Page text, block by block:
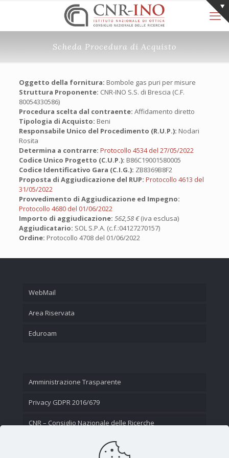
Scheda Procedura di Acquisto
Oggetto della fornitura: Bombole gas puri per misure
Struttura Proponente: CNR-INO S.S. di Brescia (C.F.
80054330586)
Procedura scelta dal contraente: Affidamento diretto
Tipologia di Acquisto: Beni
Responsabile Unico del Procedimento (R.U.P.): Nodari
Rosita
Determina a contrarre: Protocollo 4534 del 27/05/2022
Codice Unico Progetto (C.U.P.): B86C19001580005
Codice Identificativo Gara (C.I.G.): ZB8369B8F2
Proposta di Aggiudicazione del RUP: Protocollo 4613 del
31/05/2022
Provvedimento di Aggiudicazione ed Impegno:
Protocollo 4680 del 01/06/2022
Importo di aggiudicazione: 562,58 €(iva esclusa)
Aggiudicatario: SOL S.P.A. (c.f.:04127270157)
Ordine: Protocollo 4708 del 01/06/2022
WebMail
Area Riservata
Eduroam
Amministrazione Trasparente
Privacy GDPR 2016/679
CNR – Consiglio Nazionale delle Ricerche